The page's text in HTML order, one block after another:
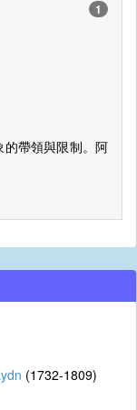
1
帶領與限制。阿
(1732-1809)